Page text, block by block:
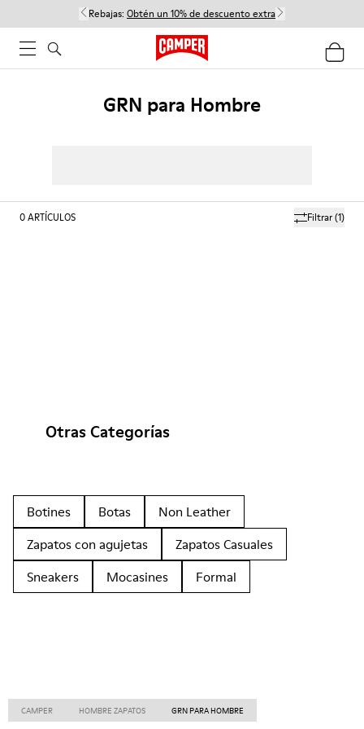
Rebajas: Obtén un 10% de descuento extra
GRN para Hombre
Filtrar(1)
0ARTÍCULOS
Otras Categorías
Botines Botas
Non Leather
Zapatos con agujetas
Zapatos Casuales
Sneakers
Mocasines Formal
CAMPER HOMBRE ZAPATOS GRN PARA HOMBRE